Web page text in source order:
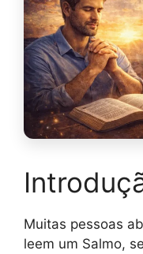
Muitas pessoas
leem um Salmo,